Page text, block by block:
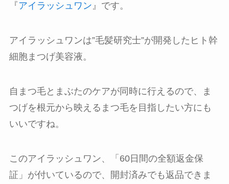
『アイラッシュワン』です。
アイラッシュワンは”毛髪研究士”が開発したヒト幹
細胞まつげ美容液。
自まつ毛とまぶたのケアが同時に行えるので、ま
つげを根元から映えるまつ毛を目指したい方にも
いいですね。
このアイラッシュワン、「60日間の全額返金保
証」が付いているので、開封済みでも返品できま